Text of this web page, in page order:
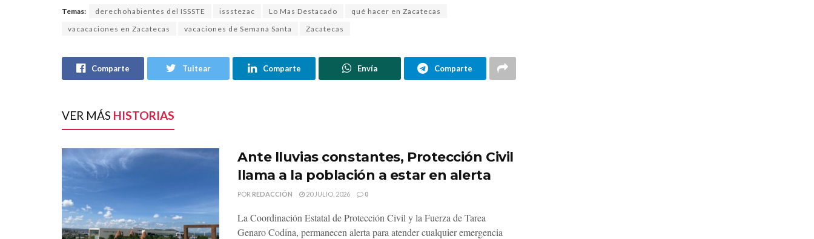
Temas: derechohabientes del ISSSTE issstezac Lo Mas Destacado
qué hacer en Zacatecas
vacacaciones en Zacatecas
vacaciones de Semana Santa Zacatecas
Comparte Tuitear Comparte Envía Comparte
VER MÁS HISTORIAS
Ante lluvias constantes, Protección Civil
llama a la población a estar en alerta
POR REDACCIÓN 20 JULIO, 2026 0
La Coordinación Estatal de Protección Civil y la Fuerza de Tarea
Genaro Codina, permanecen alerta para atender cualquier emergencia